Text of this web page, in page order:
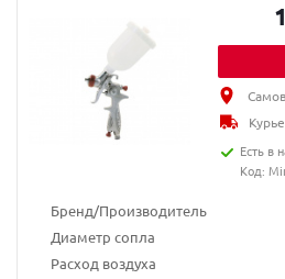
Бренд/Производитель
Диаметр сопла
Расход воздуха
Есть в
Код: